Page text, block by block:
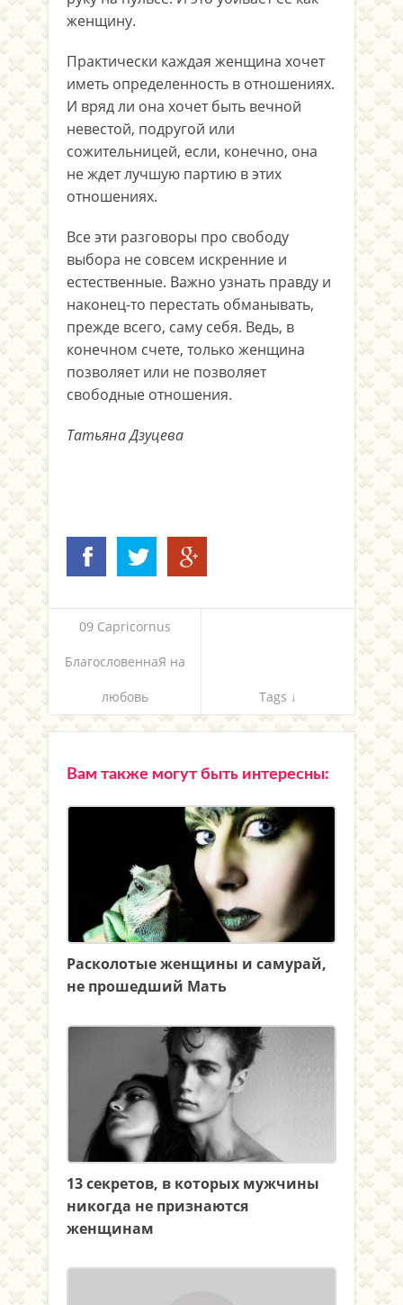
женщину.
Практически каждая женщина хочет
иметь определенность в отношениях.
И вряд ли она хочет быть вечной
невестой, подругой или
сожительницей, если, конечно, она
не ждет лучшую партию в этих
отношениях.
Все эти разговоры про свободу
выбора не совсем искренние и
естественные. Важно узнать правду и
наконец-то перестать обманывать,
прежде всего, саму себя. Ведь, в
конечном счете, только женщина
позволяет или не позволяет
свободные отношения.
Татьяна Дзуцева
09 Capricornus
БлагословеннаЯ на
любовь Tags ↓
Вам также могут быть интересны:
Расколотые женщины и самурай,
не прошедший Мать
13 секретов, в которых мужчины
никогда не признаются
женщинам